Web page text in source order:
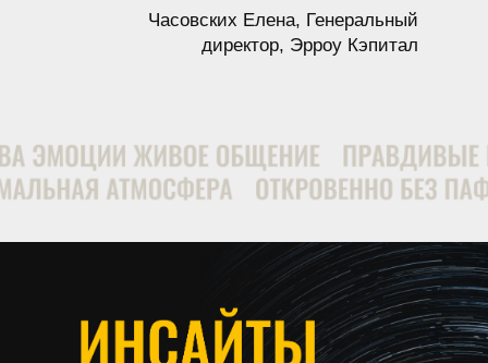
Часовских Елена, Генеральный
директор, Эрроу Кэпитал